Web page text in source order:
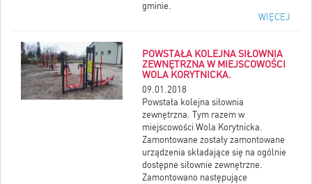
gminie.
Jeżeli masz stałe zameldowanie, to
jesteś zameldowany. Będziesz mógł
oddać głos.
Jeśli jednak jesteś zameldowany na
pobyt czasowy, albo w ogóle nie masz
meldunku, to nie ma Cię w rejestrze
wyborców i nie będziesz mógł
głosować w wyborach. Co masz
zrobić?
Więcej informajci oraz film w
rozwinięcu wiadomośći.
WIĘCEJ
POWSTAŁA KOLEJNA SIŁOWNIA
ZEWNĘTRZNA W MIEJSCOWOŚCI
WOLA KORYTNICKA.
09.01.2018
Powstała kolejna siłownia
zewnętrzna. Tym razem w
miejscowości Wola Korytnicka.
Zamontowane zostały zamontowane
urządzenia składające się na ogólnie
dostępne siłownie zewnętrzne.
Zamontowano następujące